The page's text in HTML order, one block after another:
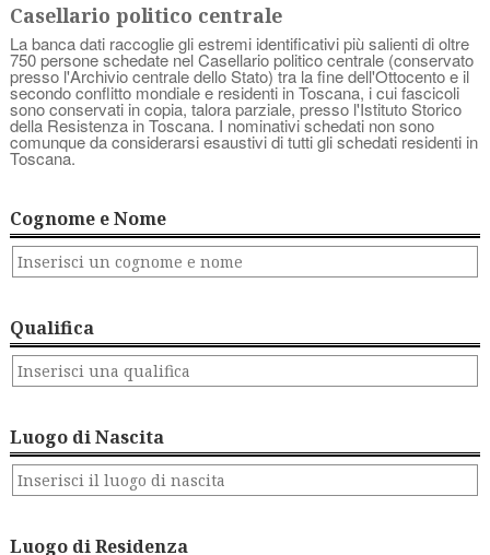
Casellario politico centrale
La banca dati raccoglie gli estremi identificativi più salienti di oltre
750 persone schedate nel Casellario politico centrale (conservato
presso l'Archivio centrale dello Stato) tra la fine dell'Ottocento e il
secondo conflitto mondiale e residenti in Toscana, i cui fascicoli
sono conservati in copia, talora parziale, presso l'Istituto Storico
della Resistenza in Toscana. I nominativi schedati non sono
comunque da considerarsi esaustivi di tutti gli schedati residenti in
Toscana.
Cognome e Nome
Qualifica
Luogo di Nascita
Luogo di Residenza